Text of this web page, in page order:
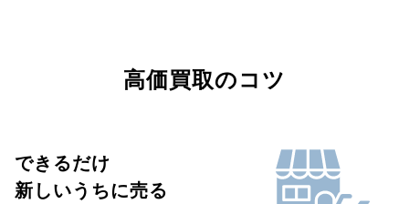
高価買取のコツ
できるだけ
新しいうちに売る